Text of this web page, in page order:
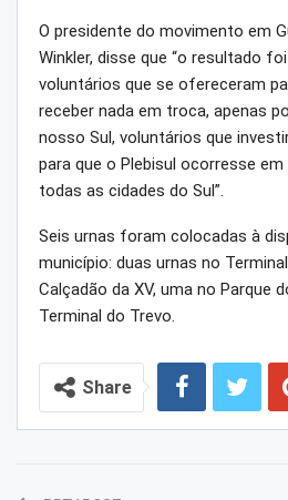
O presidente do movimento em
Winkler, disse que “o resultado
voluntários que se ofereceram
receber nada em troca, apenas
nosso Sul, voluntários que
para que o Plebisul ocorresse em
todas as cidades do Sul”.
Seis urnas foram colocadas à
município: duas urnas no
Calçadão da XV, uma no Parque
Terminal do Trevo.
Share